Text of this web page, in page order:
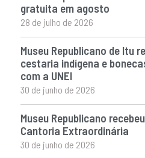
gratuita em agosto
28 de julho de 2026
Museu Republicano de Itu
cestaria indígena e
com a UNEI
30 de junho de 2026
Museu Republicano
Cantoria Extraordinária
30 de junho de 2026